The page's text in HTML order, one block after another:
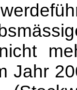
Jahr